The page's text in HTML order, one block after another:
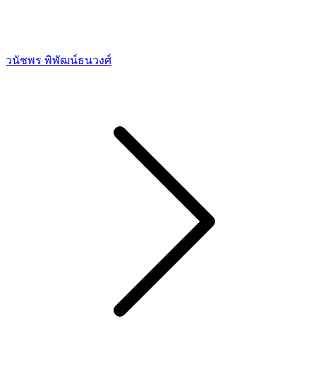
วนัชพร พิพัฒน์ธนวงศ์